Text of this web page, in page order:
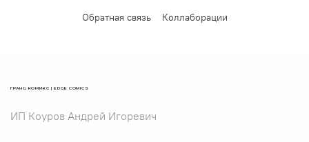
Обратная связь
Коллаборации
ГРАНЬ КОМИКС | EDGE COMICS
ИП Коуров Андрей Игоревич